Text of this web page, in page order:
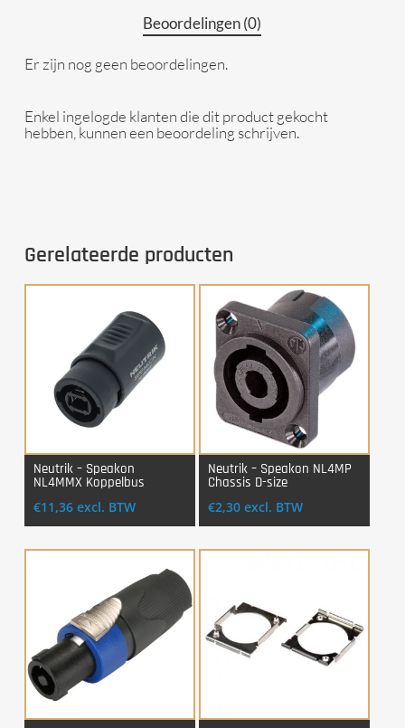
Beoordelingen (0)
Er zijn nog geen beoordelingen.
Enkel ingelogde klanten die dit product gekocht
hebben, kunnen een beoordeling schrijven.
Gerelateerde producten
Login Voor Aankoop
Neutrik – Speakon
NL4MMX Koppelbus
€11,36 excl. BTW
Login Voor Aankoop
Neutrik – Speakon NL4MP
Chassis D-size
€2,30 excl. BTW